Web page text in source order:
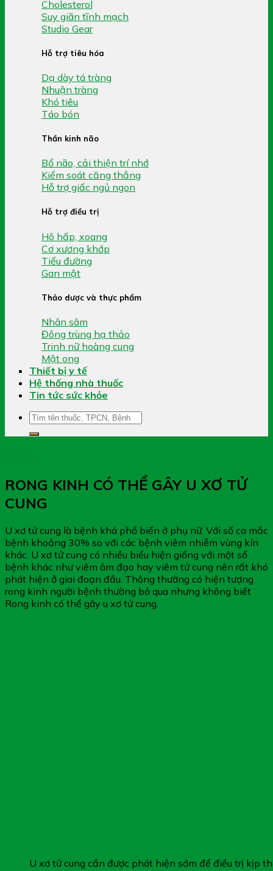
Cholesterol
Suy giãn tĩnh mạch
Studio Gear
Hỗ trợ tiêu hóa
Dạ dày tá tràng
Nhuận tràng
Khó tiêu
Táo bón
Thần kinh não
Bổ não, cải thiện trí nhớ
Kiểm soát căng thẳng
Hỗ trợ giấc ngủ ngon
Hỗ trợ điều trị
Hô hấp, xoang
Cơ xương khớp
Tiểu đường
Gan mật
Thảo dược và thực phẩm
Nhân sâm
Đông trùng hạ thảo
Trinh nữ hoàng cung
Mật ong
Thiết bị y tế
Hệ thống nhà thuốc
Tin tức sức khỏe
Tìm
kiếm:
RONG KINH CÓ THỂ GÂY U XƠ TỬ
CUNG
U xơ tử cung là bệnh khá phổ biến ở phụ nữ. Với số ca mắc
bệnh khoảng 30% so với các bệnh viêm nhiễm vùng kín
khác. U xơ tử cung có nhiều biểu hiện giống với một số
bệnh khác như viêm âm đạo hay viêm tử cung nên rất khó
phát hiện ở giai đoạn đầu. Thông thường có hiện tượng
rong kinh người bệnh thường bỏ qua nhưng không biết
Rong kinh có thể gây u xơ tử cung.
U xơ tử cung cần được phát hiện sớm để điều trị kịp